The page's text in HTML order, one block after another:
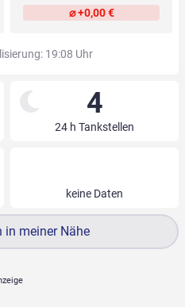
⌀ +0,00 €
19:08 Uhr
4
24 h Tankstellen
keine Daten
in meiner Nähe